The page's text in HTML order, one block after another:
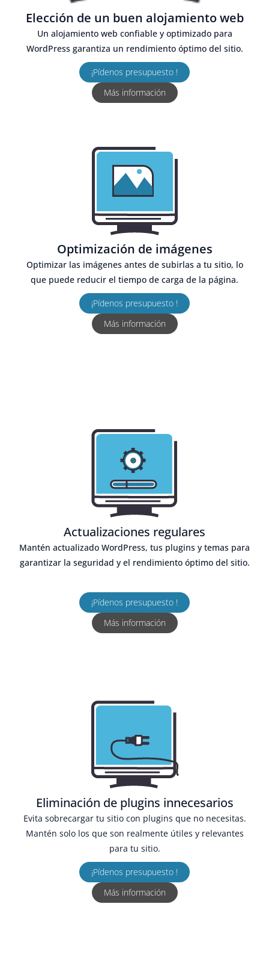
Optimización de imágenes
Optimizar las imágenes antes de subirlas a tu sitio, lo
que puede reducir el tiempo de carga de la página.
¡Pídenos presupuesto !
Más información
Elección de un buen alojamiento web
Un alojamiento web confiable y optimizado para
WordPress garantiza un rendimiento óptimo del sitio.
¡Pídenos presupuesto !
Más información
Actualizaciones regulares
Mantén actualizado WordPress, tus plugins y temas para
garantizar la seguridad y el rendimiento óptimo del sitio.
¡Pídenos presupuesto !
Más información
Eliminación de plugins innecesarios
Evita sobrecargar tu sitio con plugins que no necesitas.
Mantén solo los que son realmente útiles y relevantes
para tu sitio.
¡Pídenos presupuesto !
Más información